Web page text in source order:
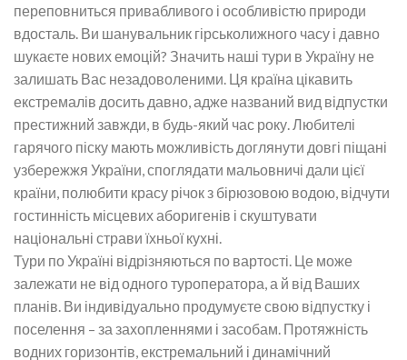
переповниться привабливого і особливістю природи
вдосталь. Ви шанувальник гірськолижного часу і давно
шукаєте нових емоцій? Значить наші тури в Україну не
залишать Вас незадоволеними. Ця країна цікавить
екстремалів досить давно, адже названий вид відпустки
престижний завжди, в будь-який час року. Любителі
гарячого піску мають можливість доглянути довгі піщані
узбережжя України, споглядати мальовничі дали цієї
країни, полюбити красу річок з бірюзовою водою, відчути
гостинність місцевих аборигенів і скуштувати
національні страви їхньої кухні.
Тури по Україні відрізняються по вартості. Це може
залежати не від одного туроператора, а й від Ваших
планів. Ви індивідуально продумуєте свою відпустку і
поселення – за захопленнями і засобам. Протяжність
водних горизонтів, екстремальний і динамічний